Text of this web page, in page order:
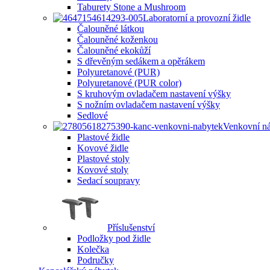
Taburety Stone a Mushroom
Laboratorní a provozní židle
Čalouněné látkou
Čalouněné koženkou
Čalouněné ekokůží
S dřevěným sedákem a opěrákem
Polyuretanové (PUR)
Polyuretanové (PUR color)
S kruhovým ovladačem nastavení výšky
S nožním ovladačem nastavení výšky
Sedlové
Venkovní
Plastové židle
Kovové židle
Plastové stoly
Kovové stoly
Sedací soupravy
Příslušenství
Podložky pod židle
Kolečka
Područky